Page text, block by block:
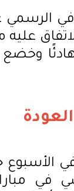
الأسبوع
في